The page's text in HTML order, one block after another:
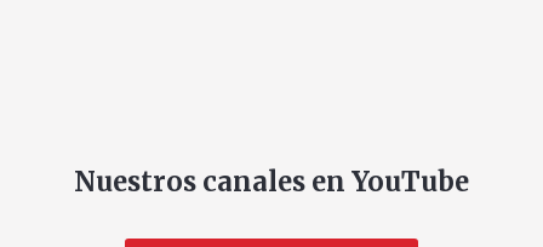
Nuestros canales en YouTube